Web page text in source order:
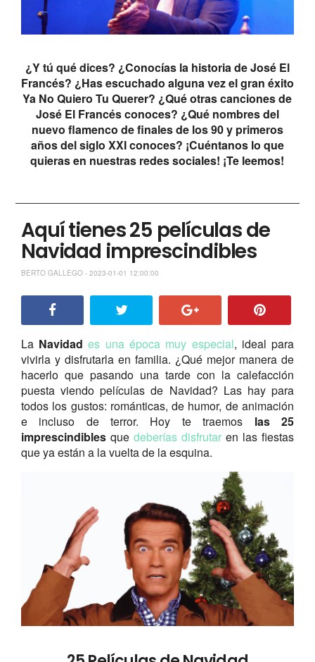
¿Y tú qué dices? ¿Conocías la historia de José El
Francés? ¿Has escuchado alguna vez el gran éxito
Ya No Quiero Tu Querer? ¿Qué otras canciones de
José El Francés conoces? ¿Qué nombres del
nuevo flamenco de finales de los 90 y primeros
años del siglo XXI conoces? ¡Cuéntanos lo que
quieras en nuestras redes sociales! ¡Te leemos!
Aquí tienes 25 películas de
Navidad imprescindibles
BERTO GALLEGO - 2023-01-01 12:00:00
La Navidad es una época muy especial, ideal para
vivirla y disfrutarla en familia. ¿Qué mejor manera de
hacerlo que pasando una tarde con la calefacción
puesta viendo películas de Navidad? Las hay para
todos los gustos: románticas, de humor, de animación
e incluso de terror. Hoy te traemos las 25
imprescindiblesque deberías disfrutar en las fiestas
que ya están a la vuelta de la esquina.